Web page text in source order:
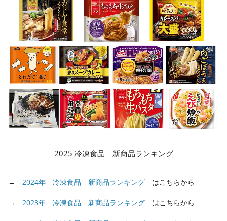
2025 冷凍食品 新商品ランキング
→ 2024年 冷凍食品 新商品ランキング はこちらから
→ 2023年 冷凍食品 新商品ランキング はこちらから